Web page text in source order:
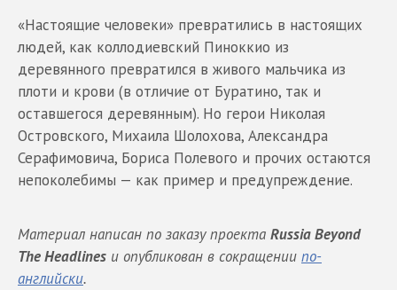
«Настоящие человеки» превратились в настоящих
людей, как коллодиевский Пиноккио из
деревянного превратился в живого мальчика из
плоти и крови (в отличие от Буратино, так и
оставшегося деревянным). Но герои Николая
Островского, Михаила Шолохова, Александра
Серафимовича, Бориса Полевого и прочих остаются
непоколебимы — как пример и предупреждение.
Материал написан по заказу проекта Russia Beyond
The Headlines и опубликован в сокращении по-
английски.